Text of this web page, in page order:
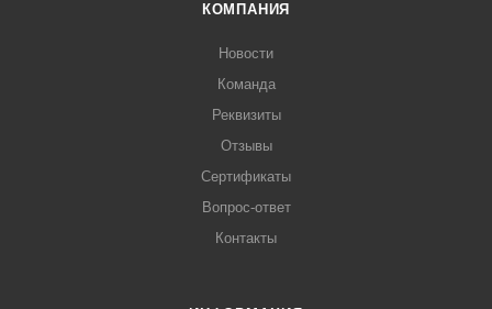
КОМПАНИЯ
Новости
Команда
Реквизиты
Отзывы
Сертификаты
Вопрос-ответ
Контакты